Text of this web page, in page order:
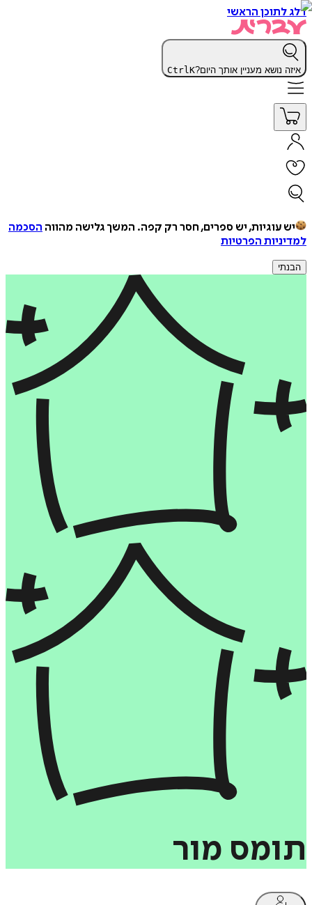
דלג לתוכן הראשי
איזה נושא מעניין אותך היום? CtrlK
יש עוגיות, יש ספרים, חסר רק קפה. המשך גלישה מהווה הסכמה
למדיניות הפרטיות
הבנתי
תומס מור